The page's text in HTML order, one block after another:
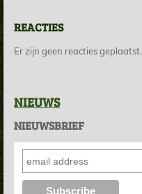
REACTIES
Er zijn geen reacties geplaatst.
NIEUWS
NIEUWSBRIEF